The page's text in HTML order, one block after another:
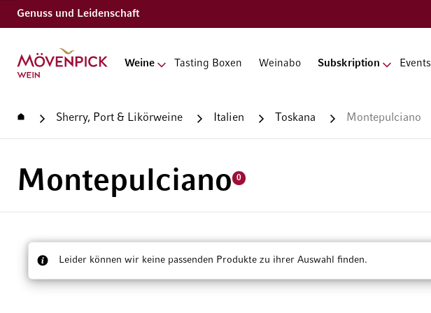
Genuss und Leidenschaft
Zur Startseite
Weine Tasting Boxen Weinabo Subskription Events
StartseiteSherry, Port & Likörweine Italien Toskana Montepulciano
Montepulciano 0
Leider können wir keine passenden Produkte zu ihrer Auswahl finden.